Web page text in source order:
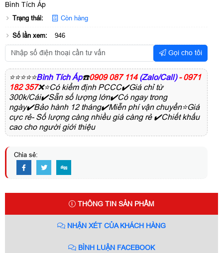
Bình Tích Áp
Trạng thái: Còn hàng
Số lần xem: 946
Gọi cho tôi
⭐⭐⭐⭐⭐Bình Tích Áp☎️0909 087 114 (Zalo/Call) - 0971
182 357❌⭐Có kiểm định PCCC✔️Giá chỉ từ
300k/Cái✔️Sẵn số lượng lớn✔️Có ngay trong
ngày✔️Bảo hành 12 tháng✔️Miễn phí vận chuyển⭐Giá
cực rẻ- Số lượng càng nhiều giá càng rẻ ✔️Chiết khấu
cao cho người giới thiệu
Chia sẻ:
THÔNG TIN SẢN PHẨM
NHẬN XÉT CỦA KHÁCH HÀNG
BÌNH LUẬN FACEBOOK